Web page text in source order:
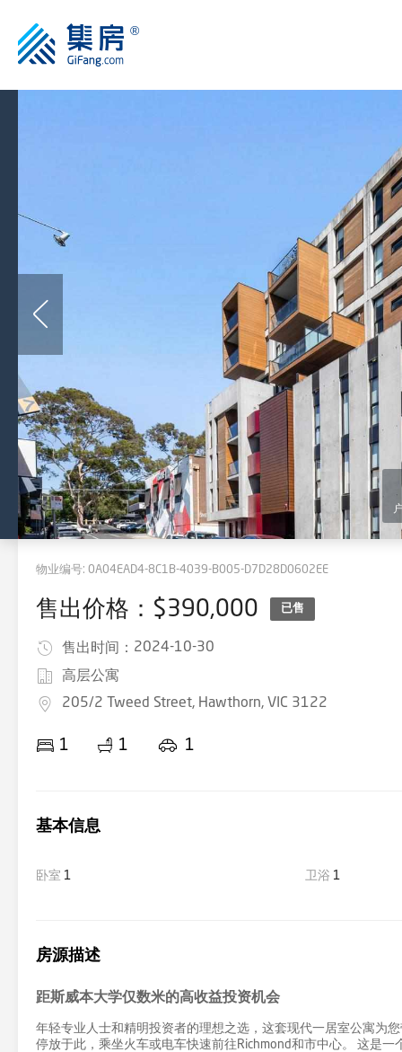
物业编号: 0A04EAD4-8C1B-4039-B005-D7D28D0602EE
售出价格：$390,000 已售
售出时间： 2024-10-30
高层公寓
205/2 Tweed Street, Hawthorn, VIC 3122
1 1 1
基本信息
卧室 1 卫浴 1
房源描述
距斯威本大学仅数米的高收益投资机会
年轻专业人士和精明投资者的理想之选，这套现代一居室公寓为
停放于此，乘坐火车或电车快速前往Richmond和市中心。 这是